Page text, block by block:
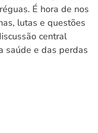
É hora de nos
lutas e questões
central
saúde e das perdas